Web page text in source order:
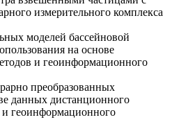
измерительного комплекса
моделей бассейновой
на основе
и геоинформационного
преобразованных
данных дистанционного
геоинформационного